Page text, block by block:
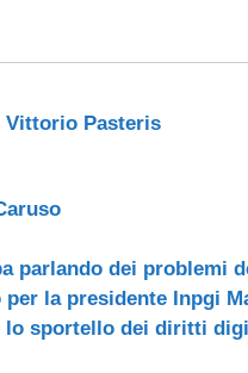
Vittorio Pasteris
parlando dei problemi
la presidente Inpgi
lo sportello dei diritti